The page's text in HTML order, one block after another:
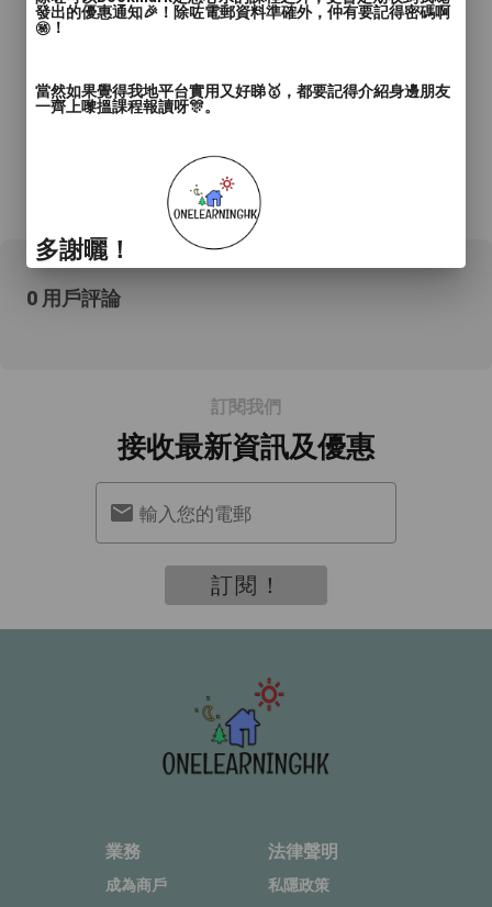
*所有資料只供參考，詳情請向商戶查詢。
0 用戶評論
訂閱我們
接收最新資訊及優惠
輸入您的電郵
訂閱！
業務
成為商戶
法律聲明
私隱政策
發出的優惠通知🎉！除咗電郵資料準確外，仲有要記得密碼啊
㊙️！
當然如果覺得我地平台實用又好睇🥇，都要記得介紹身邊朋友
一齊上嚟搵課程報讀呀🎊。
多謝曬！